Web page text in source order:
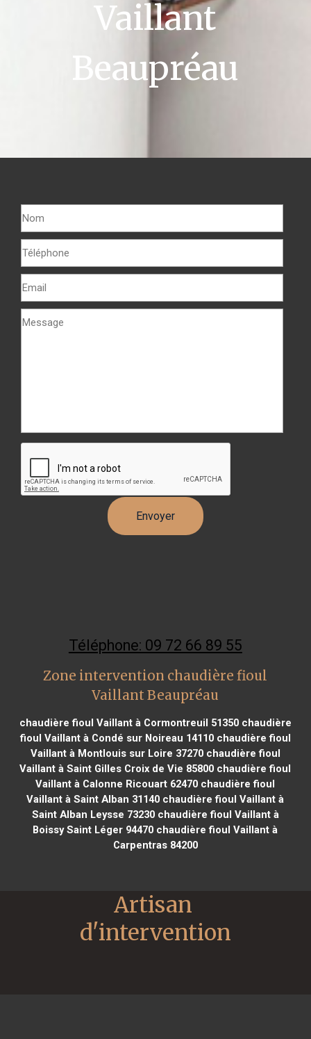
Vaillant
Beaupréau
Téléphone: 09 72 66 89 55
Zone intervention chaudière fioul
Vaillant Beaupréau
chaudière fioul Vaillant à Cormontreuil 51350chaudière
fioul Vaillant à Condé sur Noireau 14110chaudière fioul
Vaillant à Montlouis sur Loire 37270chaudière fioul
Vaillant à Saint Gilles Croix de Vie 85800 chaudière fioul
Vaillant à Calonne Ricouart 62470 chaudière fioul
Vaillant à Saint Alban 31140 chaudière fioul Vaillant à
Saint Alban Leysse 73230chaudière fioul Vaillant à
Boissy Saint Léger 94470 chaudière fioul Vaillant à
Carpentras 84200
Artisan
d'intervention